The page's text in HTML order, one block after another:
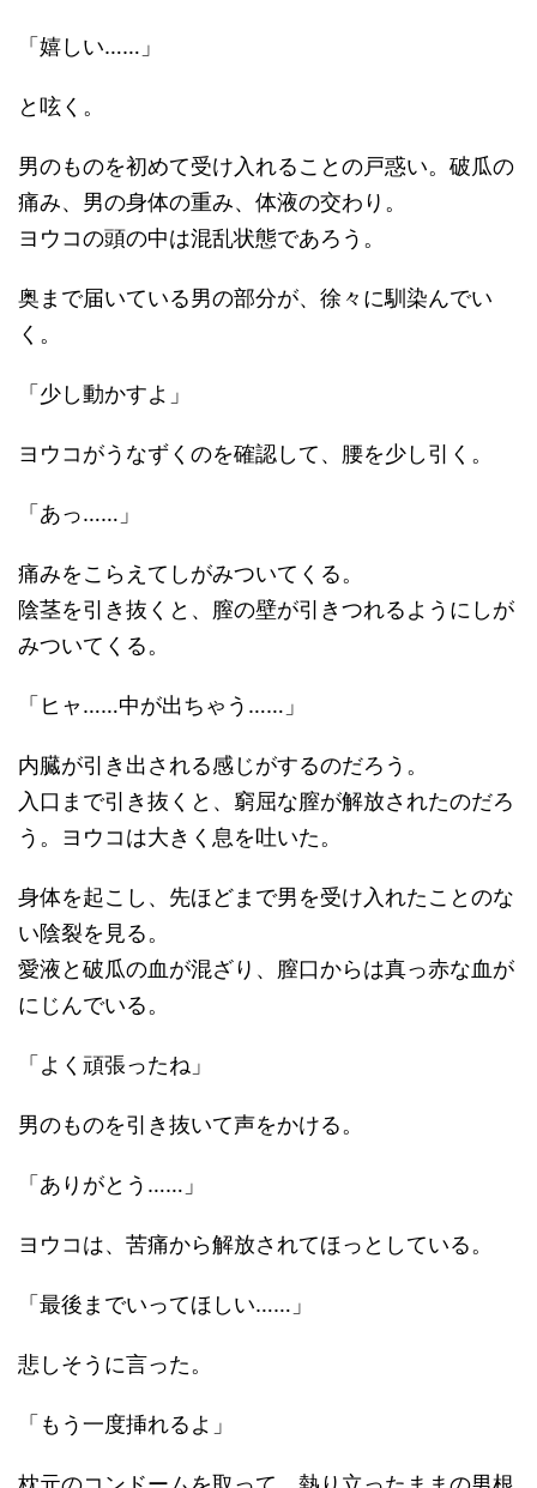
「嬉しい……」
と呟く。
男のものを初めて受け入れることの戸惑い。破瓜の
痛み、男の身体の重み、体液の交わり。
ヨウコの頭の中は混乱状態であろう。
奥まで届いている男の部分が、徐々に馴染んでい
く。
「少し動かすよ」
ヨウコがうなずくのを確認して、腰を少し引く。
「あっ……」
痛みをこらえてしがみついてくる。
陰茎を引き抜くと、膣の壁が引きつれるようにしが
みついてくる。
「ヒャ……中が出ちゃう……」
内臓が引き出される感じがするのだろう。
入口まで引き抜くと、窮屈な膣が解放されたのだろ
う。ヨウコは大きく息を吐いた。
身体を起こし、先ほどまで男を受け入れたことのな
い陰裂を見る。
愛液と破瓜の血が混ざり、膣口からは真っ赤な血が
にじんでいる。
「よく頑張ったね」
男のものを引き抜いて声をかける。
「ありがとう……」
ヨウコは、苦痛から解放されてほっとしている。
「最後までいってほしい……」
悲しそうに言った。
「もう一度挿れるよ」